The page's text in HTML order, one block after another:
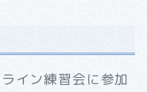
イン練習会に参加